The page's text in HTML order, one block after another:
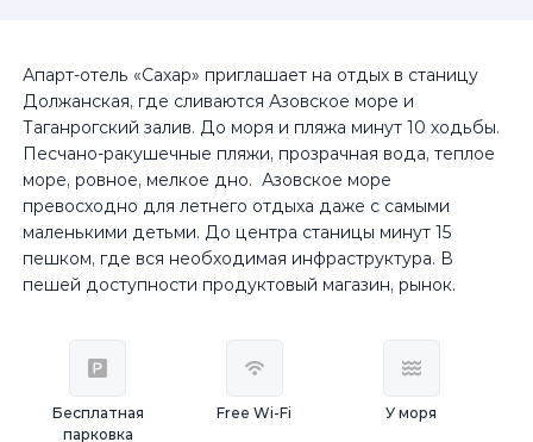
Апарт-отель «Сахар» приглашает на отдых в станицу
Должанская, где сливаются Азовское море и
Таганрогский залив. До моря и пляжа минут 10 ходьбы.
Песчано-ракушечные пляжи, прозрачная вода, теплое
море, ровное, мелкое дно. Азовское море
превосходно для летнего отдыха даже с самыми
маленькими детьми. До центра станицы минут 15
пешком, где вся необходимая инфраструктура. В
пешей доступности продуктовый магазин, рынок.
Бесплатная
парковка
Free Wi-Fi У моря